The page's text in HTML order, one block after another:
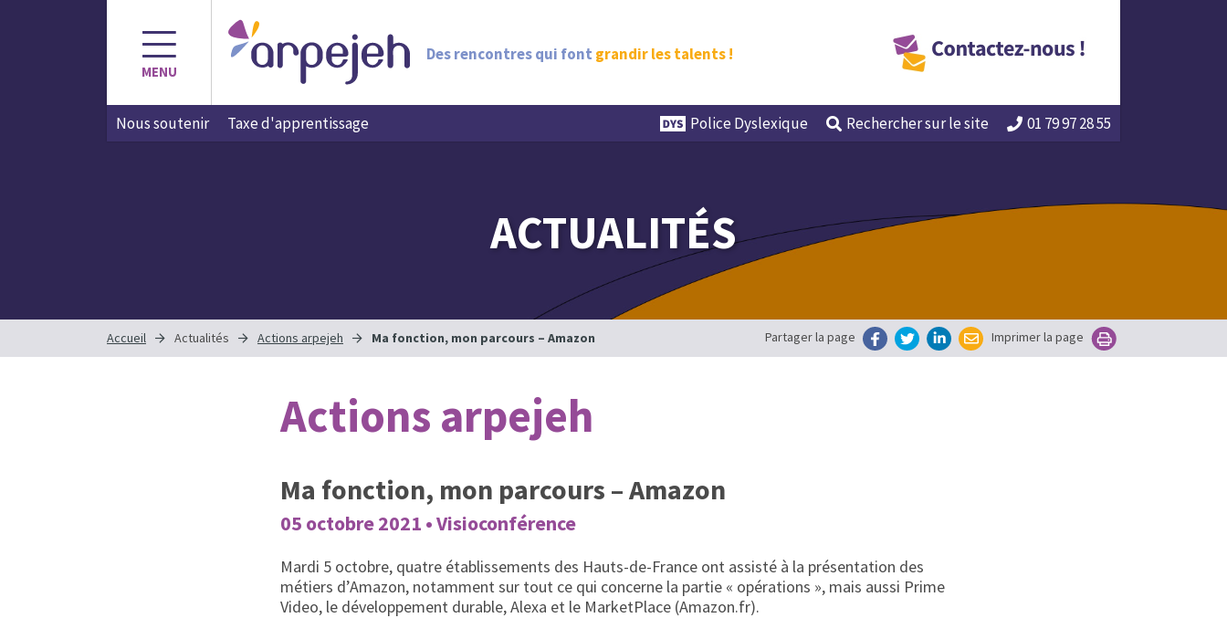
MENU
Des rencontres qui font grandir les talents !
Nous soutenir Taxe d'apprentissage Police Dyslexique Recherchersur le site 01 79 97 28 55
ACTUALITÉS
Accueil Actualités Actions arpejeh Ma fonction, mon parcours – Amazon Partager la page Imprimer la page
Actions arpejeh
Ma fonction, mon parcours – Amazon
05 octobre 2021 • Visioconférence
Mardi 5 octobre, quatre établissements des Hauts-de-France ont assisté à la présentation des
métiers d’Amazon, notamment sur tout ce qui concerne la partie « opérations », mais aussi Prime
Video, le développement durable, Alexa et le MarketPlace (Amazon.fr).